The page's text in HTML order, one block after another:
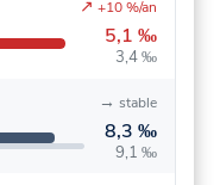
5,1 ‰
3,4 ‰
↗ +10 %/an
8,3 ‰
9,1 ‰
→ stable